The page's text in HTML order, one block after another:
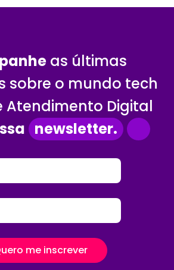
as últimas
sobre o mundo tech
Atendimento Digital
newsletter.
me inscrever